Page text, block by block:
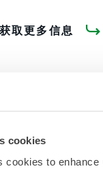
cookies
cookies to enhance
获取更多信息
产品资料